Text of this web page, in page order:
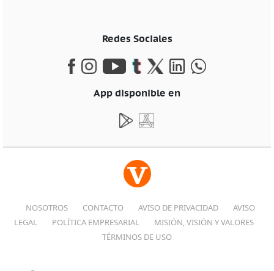
Redes Sociales
App disponible en
NOSOTROS CONTACTO AVISO DE PRIVACIDAD
AVISO
LEGAL
POLÍTICA EMPRESARIAL
MISIÓN, VISIÓN Y VALORES
TÉRMINOS DE USO